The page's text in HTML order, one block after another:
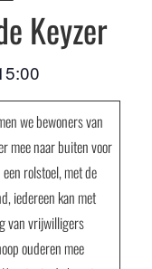
Keyzer
we bewoners van
mee naar buiten voor
rolstoel, met de
iedereen kan met
van vrijwilligers
ouderen mee